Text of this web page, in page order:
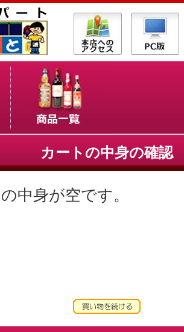
カートの中身の確認
中身が空です。